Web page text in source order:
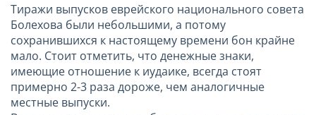
Тиражи выпусков еврейского национального совета
Болехова были небольшими, а потому
сохранившихся к настоящему времени бон крайне
мало. Стоит отметить, что денежные знаки,
имеющие отношение к иудаике, всегда стоят
примерно 2-3 раза дороже, чем аналогичные
местные выпуски.